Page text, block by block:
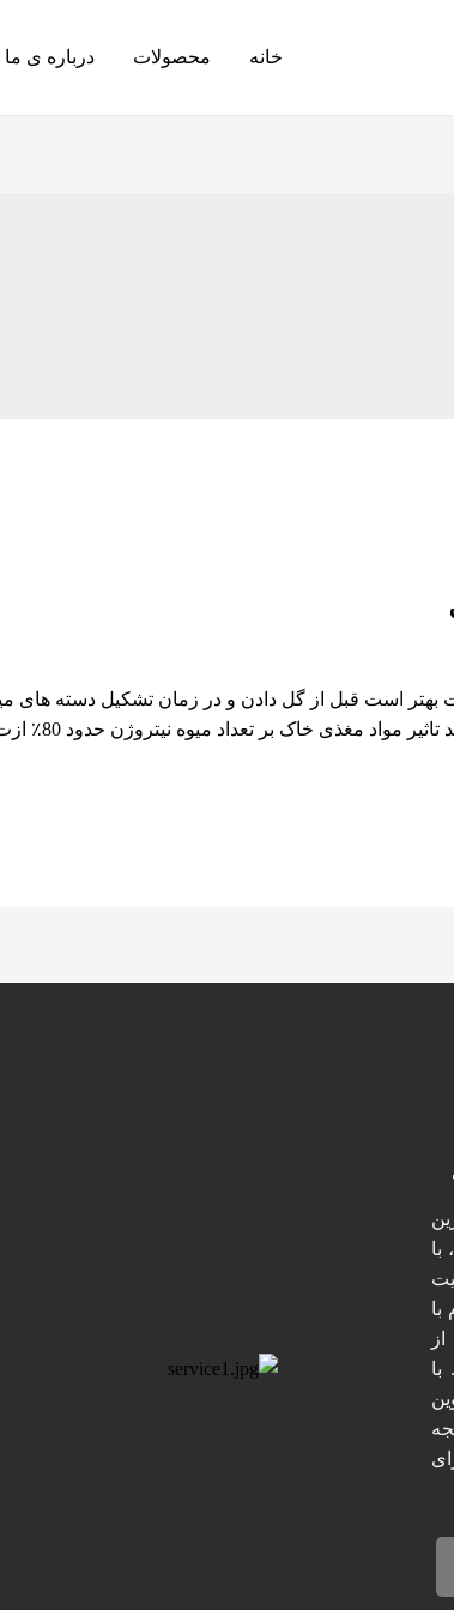
خانه محصولات درباره ی ما
بهتر است قبل از گل دادن و در زمان تشکیل دسته های
خاک بر تعداد میوه نیتروژن حدود 80٪ ازت لازم برای میوه ها و برگها …
با
با